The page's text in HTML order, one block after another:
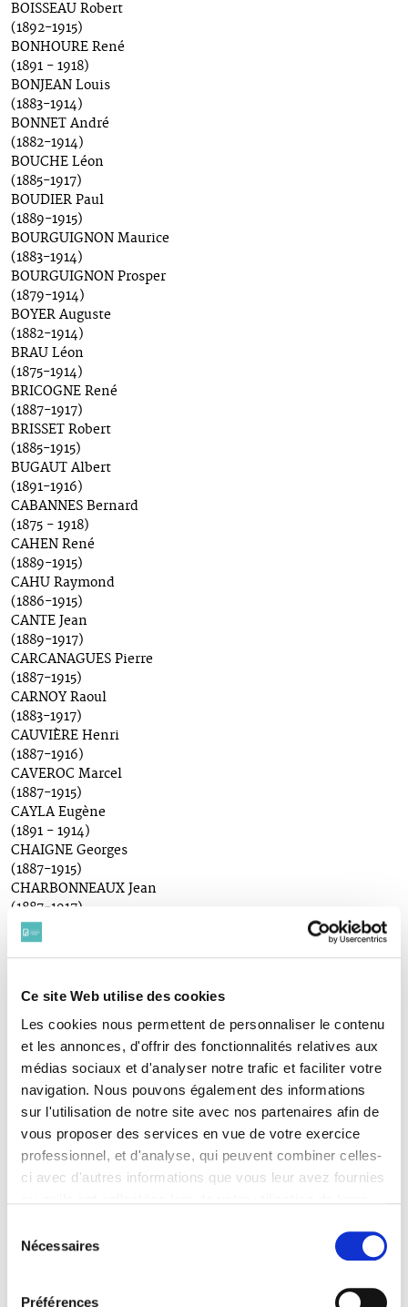
Ce site Web utilise des cookies
Les cookies nous permettent de personnaliser le contenu
et les annonces, d'offrir des fonctionnalités relatives aux
médias sociaux et d'analyser notre trafic et faciliter votre
navigation. Nous pouvons également des informations
sur l'utilisation de notre site avec nos partenaires afin de
vous proposer des services en vue de votre exercice
professionnel, et d'analyse, qui peuvent combiner celles-
ci avec d'autres informations que vous leur avez fournies
continuez à utiliser notre site Web.
Pour en savoir plus sur notre politique de traitement,
Nécessaires
Préférences
BOISSEAU Robert
(1892-1915)
BONHOURE René
(1891 - 1918)
BONJEAN Louis
(1883-1914)
BONNET André
(1882-1914)
BOUCHE Léon
(1885-1917)
BOUDIER Paul
(1889-1915)
BOURGUIGNON Maurice
(1883-1914)
BOURGUIGNON Prosper
(1879-1914)
BOYER Auguste
(1882-1914)
BRAU Léon
(1875-1914)
BRICOGNE René
(1887-1917)
BRISSET Robert
(1885-1915)
BUGAUT Albert
(1891-1916)
CABANNES Bernard
(1875 - 1918)
CAHEN René
(1889-1915)
CAHU Raymond
(1886-1915)
CANTE Jean
(1889-1917)
CARCANAGUES Pierre
(1887-1915)
CARNOY Raoul
(1883-1917)
CAUVIÈRE Henri
(1887-1916)
CAVEROC Marcel
(1887-1915)
CAYLA Eugène
(1891 - 1914)
CHAIGNE Georges
(1887-1915)
CHARBONNEAUX Jean
(1887-1917)
CHARBONNEAUX Marcel
(1876-1914)
CHATIN Fernand
(1878-1915)
CHAUTEMPS Félix
(1877-1915)
(1869-1915)
CLÉMENT Georges
(1880-1914)
CLERICO Dominique
(1882-1918)
(1888-1918)